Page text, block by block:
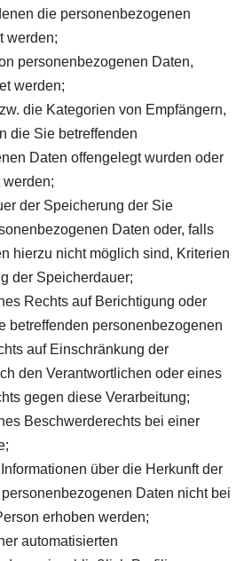
die personenbezogenen
werden;
personenbezogenen Daten,
werden;
die Kategorien von Empfängern,
die Sie betreffenden
Daten offengelegt wurden oder
werden;
der Speicherung der Sie
Daten oder, falls
hierzu nicht möglich sind, Kriterien
der Speicherdauer;
Rechts auf Berichtigung oder
betreffenden personenbezogenen
auf Einschränkung der
den Verantwortlichen oder eines
gegen diese Verarbeitung;
Beschwerderechts bei einer
über die Herkunft der
Daten nicht bei
erhoben werden;
automatisierten